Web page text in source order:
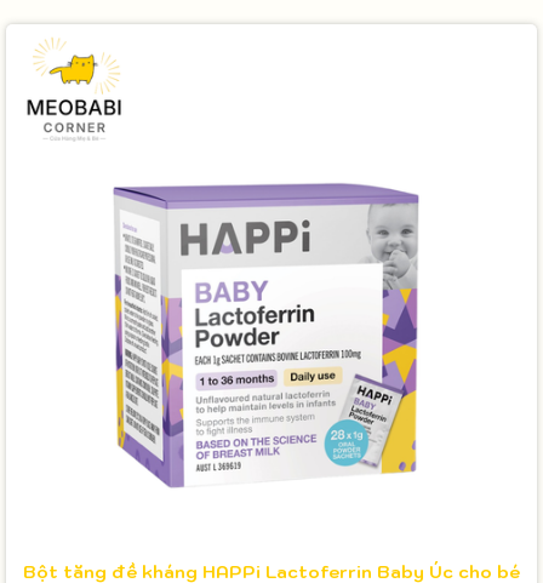
Bột tăng đề kháng HAPPi Lactoferrin Baby Úc cho bé